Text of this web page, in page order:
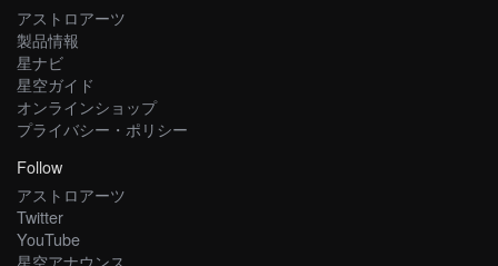
アストロアーツ
製品情報
星ナビ
星空ガイド
オンラインショップ
プライバシー・ポリシー
Follow
アストロアーツ
Twitter
YouTube
星空アナウンス